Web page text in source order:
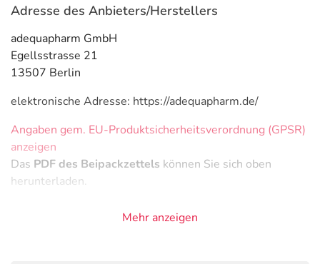
Adresse des Anbieters/Herstellers
adequapharm GmbH
Egellsstrasse 21
13507 Berlin
elektronische Adresse: https://adequapharm.de/
Angaben gem. EU-Produktsicherheitsverordnung (GPSR)
anzeigen
Das PDF des Beipackzettels können Sie sich oben
herunterladen.
Mehr anzeigen